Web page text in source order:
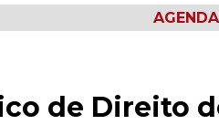
AGENDA
de Direito